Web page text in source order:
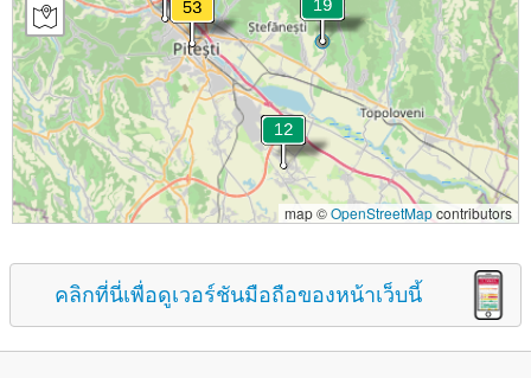
map ©OpenStreetMapcontributors
คลิกที่นี่เพื่อดูเวอร์ชันมือถือของหน้าเว็บนี้